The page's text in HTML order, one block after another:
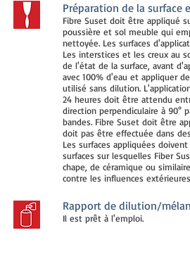
Préparation de la
Fibre Suset doit être appliqué
poussière et sol meuble qui
nettoyée. Les surfaces
Les interstices et les creux au
de l'état de la surface, avant
avec 100% d'eau et appliquer
utilisé sans dilution.
24 heures doit être attendu
direction perpendiculaire à 90°
bandes. Fibre Suset doit être
doit pas être effectuée dans
Les surfaces appliquées
surfaces sur lesquelles Fiber
chape, de céramique ou
contre les influences
Rapport de dilution/
Il est prêt à l'emploi.